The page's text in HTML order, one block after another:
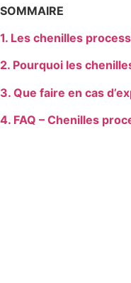
SOMMAIRE
1. Les chenilles
2. Pourquoi les
3. Que faire en cas
4. FAQ – Chenilles